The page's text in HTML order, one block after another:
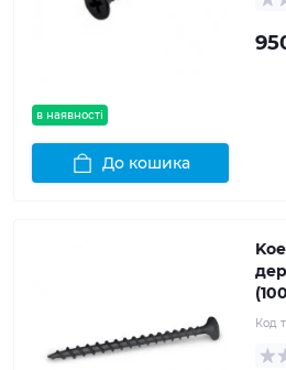
в наявності
До кошика
Код